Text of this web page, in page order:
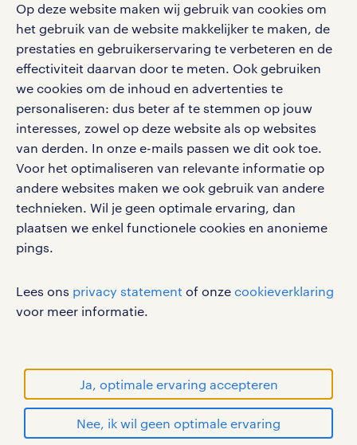
Op deze website maken wij gebruik van cookies om
het gebruik van de website makkelijker te maken, de
prestaties en gebruikerservaring te verbeteren en de
effectiviteit daarvan door te meten. Ook gebruiken
we cookies om de inhoud en advertenties te
personaliseren: dus beter af te stemmen op jouw
interesses, zowel op deze website als op websites
van derden. In onze e-mails passen we dit ook toe.
Voor het optimaliseren van relevante informatie op
andere websites maken we ook gebruik van andere
technieken. Wil je geen optimale ervaring, dan
plaatsen we enkel functionele cookies en anonieme
pings.
Lees ons privacy statement of onze cookieverklaring
voor meer informatie.
Ja, optimale ervaring accepteren
Nee, ik wil geen optimale ervaring
Volg ons voor de leukste content omtrent
vacatures, solliciteren en inspiratie.
werken bij randstad
gebruikersvoorwaarden
privacystatement
cookies
disclaimer
sitemap
RANDSTAD, HUMAN FORWARD en SHAPING THE
WORLD OF WORK zijn geregistreerde